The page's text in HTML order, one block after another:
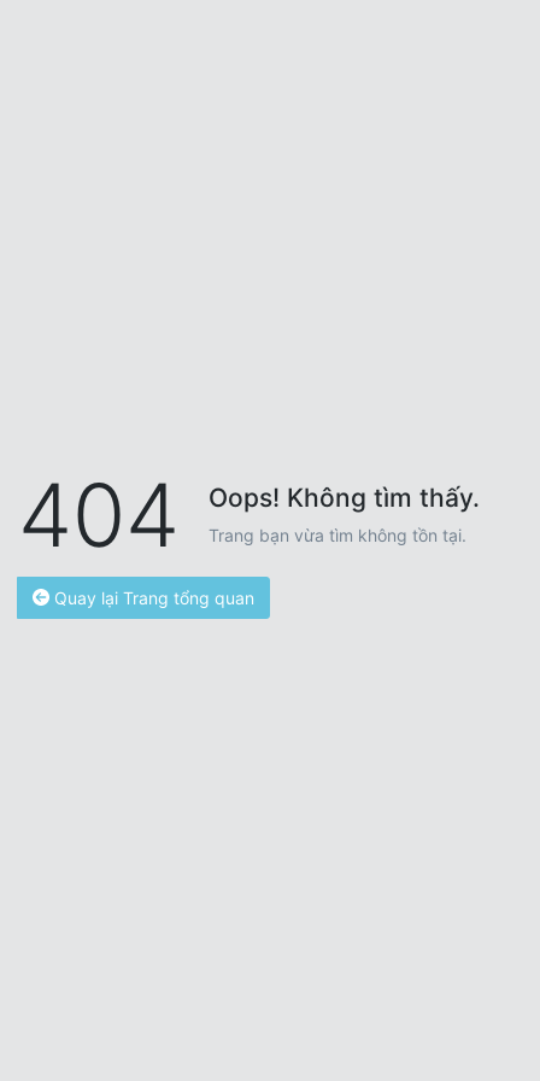
404 Oops! Không tìm thấy.
Trang bạn vừa tìm không tồn tại.
Quay lại Trang tổng quan